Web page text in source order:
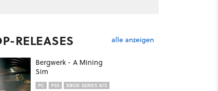
RELEASES alle anzeigen
Bergwerk - A Mining
Sim
PC PS5 XBOX SERIES X/S